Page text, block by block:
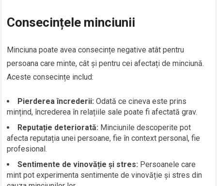
Consecințele minciunii
Minciuna poate avea consecințe negative atât pentru
persoana care minte, cât și pentru cei afectați de minciună.
Aceste consecințe includ:
Pierderea încrederii: Odată ce cineva este prins
mințind, încrederea în relațiile sale poate fi afectată grav.
Reputație deteriorată: Minciunile descoperite pot
afecta reputația unei persoane, fie în context personal, fie
profesional.
Sentimente de vinovăție și stres: Persoanele care
mint pot experimenta sentimente de vinovăție și stres din